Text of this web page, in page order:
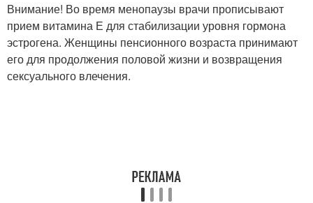
Внимание! Во время менопаузы врачи прописывают
прием витамина Е для стабилизации уровня гормона
эстрогена. Женщины пенсионного возраста принимают
его для продолжения половой жизни и возвращения
сексуального влечения.